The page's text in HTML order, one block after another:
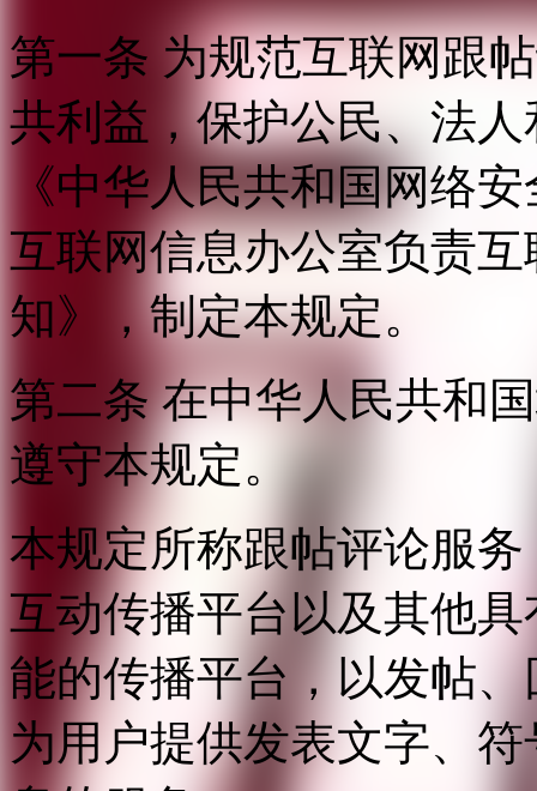
第一条 为规范互联网跟
共利益，保护公民、法
《中华人民共和国网络
互联网信息办公室负责
知》，制定本规定。
第二条 在中华人民共和
遵守本规定。
本规定所称跟帖评论服
互动传播平台以及其他
能的传播平台，以发帖
为用户提供发表文字、